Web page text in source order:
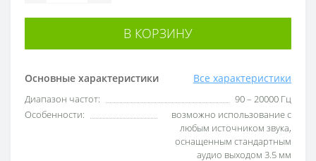
Основные характеристики Все характеристики
Диапазон частот:
90 – 20000 Гц
Особенности:
возможно использование с
любым источником звука,
оснащенным стандартным
аудио выходом 3.5 мм
В КОРЗИНУ